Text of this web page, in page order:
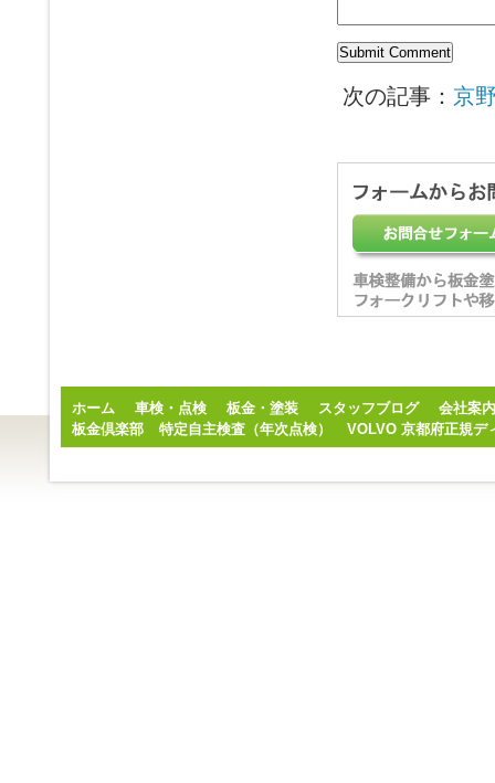
次の記事： 京
ホーム 車検・点検 板金・塗装 スタッフブログ
会社案内
板金倶楽部
特定自主検査（年次点検） VOLVO 京都府正規デ